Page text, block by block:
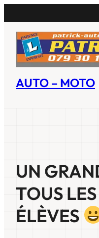
au
contenu
AUTO – MOTO
UN
TOUS
ÉLÈVES